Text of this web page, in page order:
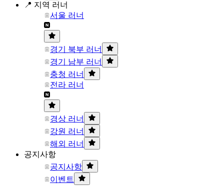
📍 지역 러너
서울 러너
경기 북부 러너
경기 남부 러너
충청 러너
전라 러너
경상 러너
강원 러너
해외 러너
공지사항
공지사항
이벤트